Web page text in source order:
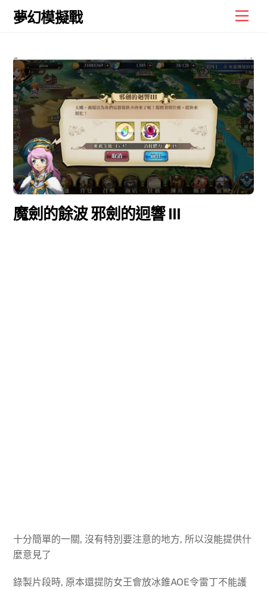
Skip
夢幻模擬戰
魔劍的餘波 邪劍的迥響 III
十分簡單的一關, 沒有特別要注意的地方, 所以沒能提供什
麼意見了
錄製片段時, 原本還提防女王會放冰錐AOE令雷丁不能護